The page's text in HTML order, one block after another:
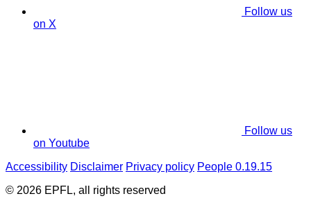
Follow us
on X
Follow us
on Youtube
Accessibility Disclaimer Privacy policy People 0.19.15
© 2026 EPFL, all rights reserved